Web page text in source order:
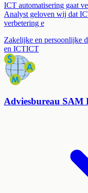
ICT automatisering gaat
Analyst geloven wij dat
verbetering e
Zakelijke en persoonlijke
en ICTICT
Adviesbureau SAM